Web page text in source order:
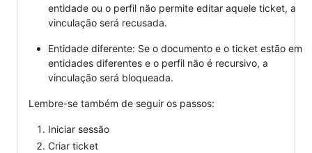
entidade ou o perfil não permite editar aquele ticket, a
vinculação será recusada.
Entidade diferente: Se o documento e o ticket estão em
entidades diferentes e o perfil não é recursivo, a
vinculação será bloqueada.
Lembre-se também de seguir os passos:
Iniciar sessão
Criar ticket